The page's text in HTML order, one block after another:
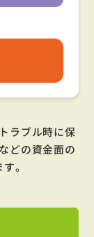
ラブル時に保
どの資金面の
。